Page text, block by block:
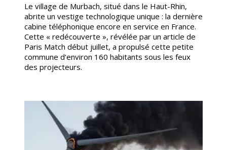
Le village de Murbach, situé dans le Haut-Rhin,
abrite un vestige technologique unique : la dernière
cabine téléphonique encore en service en France.
Cette « redécouverte », révélée par un article de
Paris Match début juillet, a propulsé cette petite
commune d’environ 160 habitants sous les feux
des projecteurs.